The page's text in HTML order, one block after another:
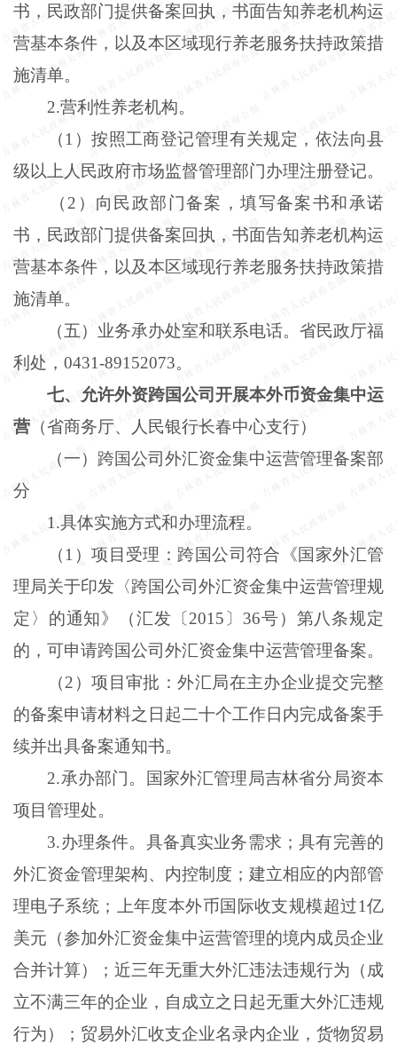
书，民政部门提供备案回执，书面告知养老机构运
营基本条件，以及本区域现行养老服务扶持政策措
施清单。
2.营利性养老机构。
（1）按照工商登记管理有关规定，依法向县
级以上人民政府市场监督管理部门办理注册登记。
（ 2）向民政部门备案，填写备案书和承诺
书，民政部门提供备案回执，书面告知养老机构运
营基本条件，以及本区域现行养老服务扶持政策措
施清单。
（五）业务承办处室和联系电话。省民政厅福
利处， 0431-89152073。
七、允许外资跨国公司开展本外币资金集中运
营 （省商务厅、人民银行长春中心支行）
（一）跨国公司外汇资金集中运营管理备案部
分
1 .具体实施方式和办理流程。
（1）项目受理：跨国公司符合《国家外汇管
理局关于印发〈跨国公司外汇资金集中运营管理规
定〉的通知》（汇发〔2015〕36号）第八条规定
的，可申请跨国公司外汇资金集中运营管理备案。
（2）项目审批：外汇局在主办企业提交完整
的备案申请材料之日起二十个工作日内完成备案手
续并出具备案通知书。
2.承办部门。国家外汇管理局吉林省分局资本
项目管理处。
3.办理条件。具备真实业务需求；具有完善的
外汇资金管理架构、内控制度；建立相应的内部管
理电子系统；上年度本外币国际收支规模超过1亿
美元（参加外汇资金集中运营管理的境内成员企业
合并计算）；近三年无重大外汇违法违规行为（成
立不满三年的企业，自成立之日起无重大外汇违规
行为）；贸易外汇收支企业名录内企业，货物贸易